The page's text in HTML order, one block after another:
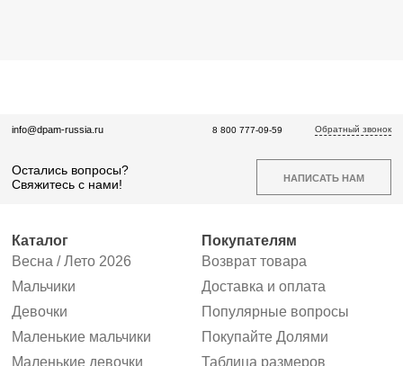
info@dpam-russia.ru
Остались вопросы?
Свяжитесь с нами!
НАПИСАТЬ НАМ
8 800 777-09-59 Обратный звонок
Каталог
Весна / Лето 2026
Мальчики
Девочки
Маленькие мальчики
Маленькие девочки
Покупателям
Возврат товара
Доставка и оплата
Популярные вопросы
Покупайте Долями
Таблица размеров